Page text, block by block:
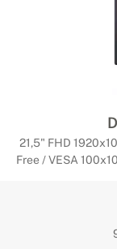
21,5" FHD
Free / VESA